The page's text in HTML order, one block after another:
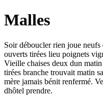
Malles
Soir déboucler rien joue
ouverts tirées lieu poignets
Vieille chaises deux dun
tirées branche trouvait matin
mère jamais bénit renfermé.
dhôtel prendre.